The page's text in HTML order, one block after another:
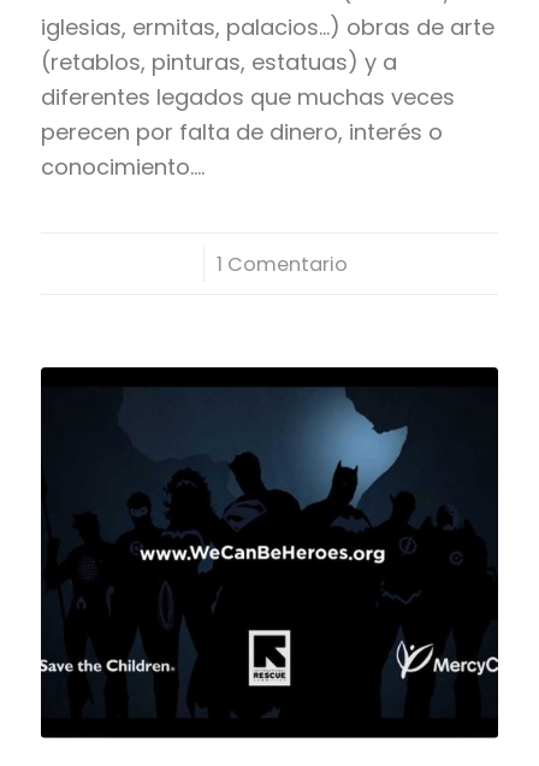
iglesias, ermitas, palacios...) obras de arte
(retablos, pinturas, estatuas) y a
diferentes legados que muchas veces
perecen por falta de dinero, interés o
conocimiento.…
1 Comentario